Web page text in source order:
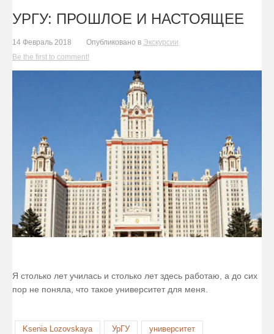
УРГУ: ПРОШЛОЕ И НАСТОЯЩЕЕ
14 Февраль 2018 Опубликовано в Экскурсии
Be the first to comment!
Я столько лет училась и столько лет здесь работаю, а до сих
пор не поняла, что такое университет для меня.
Ksenia Lozovskaya УрГУ университет